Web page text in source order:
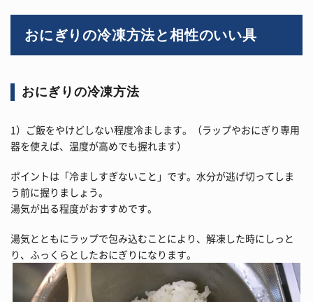
おにぎりの冷凍方法と相性のいい具
おにぎりの冷凍方法
1）ご飯をやけどしない程度冷まします。（ラップやおにぎり専用
器を使えば、温度が高めでも握れます）
ポイントは「冷ましすぎないこと」です。水分が逃げ切ってしま
う前に握りましょう。
湯気が出る程度がおすすめです。
湯気とともにラップで包み込むことにより、解凍した時にしっと
り、ふっくらとしたおにぎりになります。